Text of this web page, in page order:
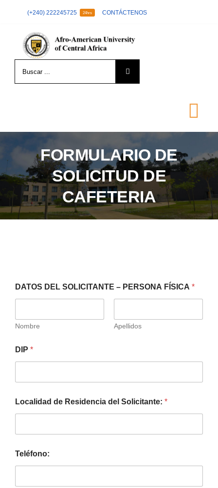
(+240) 222245725 24hrs CONTÁCTENOS
LA UNIVERSIDAD
FORMACIÓN
ADMISIÓN
FORMULARIO DE
SOLICITUD DE
CAFETERIA
DATOS DEL SOLICITANTE – PERSONA FÍSICA *
Nombre Apellidos
DIP *
Localidad de Residencia del Solicitante: *
Teléfono: